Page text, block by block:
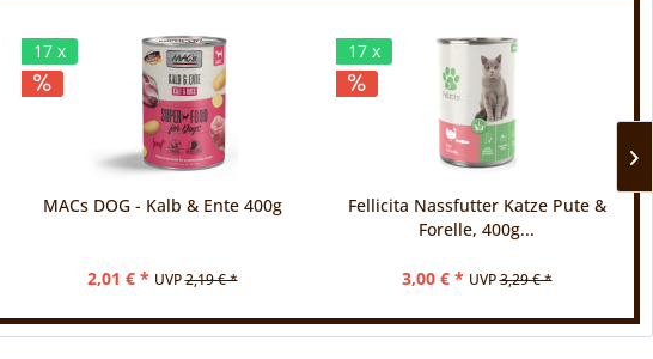
17 x
MACs DOG - Kalb & Ente 400g
2,01 € * UVP2,19 € *
17 x
Fellicita Nassfutter Katze Pute &
Forelle, 400g...
3,00 € * UVP3,29 € *